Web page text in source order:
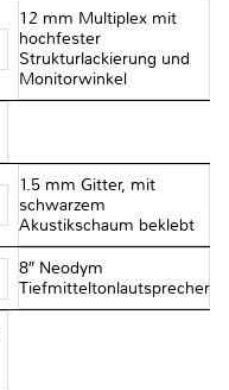
12 mm Multiplex mit
hochfester
Strukturlackierung und
Monitorwinkel
1.5 mm Gitter, mit
schwarzem
Akustikschaum beklebt
8″ Neodym
Tiefmitteltonlautsprecher